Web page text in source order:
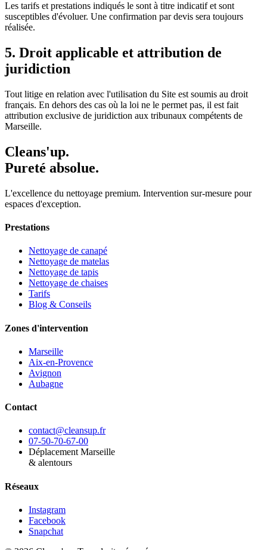
Les tarifs et prestations indiqués le sont à titre indicatif et sont
susceptibles d'évoluer. Une confirmation par devis sera toujours
réalisée.
5. Droit applicable et attribution de
juridiction
Tout litige en relation avec l'utilisation du Site est soumis au droit
français. En dehors des cas où la loi ne le permet pas, il est fait
attribution exclusive de juridiction aux tribunaux compétents de
Marseille.
Cleans'up.
Pureté absolue.
L'excellence du nettoyage premium. Intervention sur-mesure pour
espaces d'exception.
Prestations
Nettoyage de canapé
Nettoyage de matelas
Nettoyage de tapis
Nettoyage de chaises
Tarifs
Blog & Conseils
Zones d'intervention
Marseille
Aix-en-Provence
Avignon
Aubagne
Contact
contact@cleansup.fr
07-50-70-67-00
Déplacement Marseille
& alentours
Réseaux
Instagram
Facebook
Snapchat